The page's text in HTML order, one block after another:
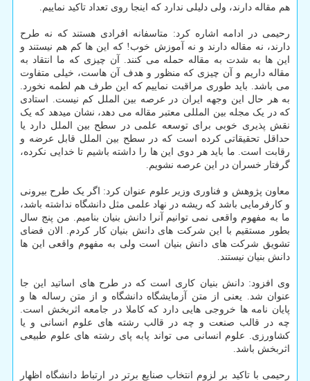
هم مقاله دارند، ولی دلیلی ندارد که اینجا روی تعداد تاکید نماییم.
رحیمی در ادامه اشاره کرد: متاسفانه افرادی هستند که نه طرح
دارند، نه مقاله دارند و نه آموزش خوب! که این ها کم هم نیستند و
این ها به شدت به مقاله حمله می کنند. آن چیزی که ما انتقاد به
مقاله داریم و آن چیزی که منظور و هدف آن هاست، خیلی متفاوت
می باشد. باید طوری مراقبت نماییم که این طرف هم لطمه نخورد.
به هر حال این وجهه ایران در عرصه بین الملل کم نیست. استادی
که در یک مجله بین المللی معتبر مقاله می دهد، نشان میدهد که یک
نقش پذیری خوبی برای توسعه علمی در سطح بین الملل دارد یا
حداقل تحقیقاتی کرده است که در سطح بین الملل قابل عرضه و
رقابت است. ما باید هر دوی این ها را داشته باشیم تا خدایی نکرده،
گرفتار خسران در این عرصه نشویم.
معاون پژوهش و فناوری وزیر علوم عنوان کرد: اگر یک طرح بیرونی
و کارفرمایی باشد که ریشه در نهاد علمی مثل دانشگاه نداشته باشد،
ما به مفهوم واقعی نمی توانیم آنرا دانش بنیان بنامیم. من پنج سال
بطور مستقیم با این شرکت های دانش بنیان کار کردم. الان فضای
تشویق شرکت های دانش بنیان است ولی به مفهوم واقعی این ها
دانش بنیان نیستند.
وی افزود: دانش بنیان کاری است که در طرح های اساتید این جا
عنوان شد. یعنی از متن آزمایشگاه دانشگاه و از متن رساله ها و
پایان نامه ها خروجی هایی دارد که کاملا در جامعه اثربخش است.
چه در قالب صنعت و چه در قالب رشته های علوم انسانی و یا
کشاورزی. علوم انسانی می تواند پابه پای رشته های علوم طبیعی
اثربخش باشد.
رحیمی با تاکید بر لزوم انتخاب صنایع برتر در ارتباط دانشگاه اظهار